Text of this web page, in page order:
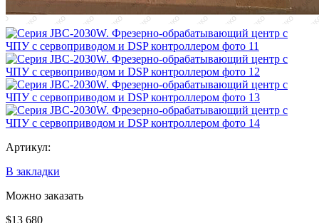
Артикул:
В закладки
Можно заказать
$13 680